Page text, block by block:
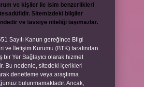
ve kişiler ile isim benzerlikleri
Sitemizdeki bilgiler
ve tavsiye niteliği taşımazlar.
Sayılı Kanun gereğince Bilgi
ve İletişim Kurumu (BTK) tarafından
bir Yer Sağlayıcı olarak hizmet
Bu nedenle, sitedeki içerikleri
denetleme veya araştırma
bulunmamaktadır. Ancak,